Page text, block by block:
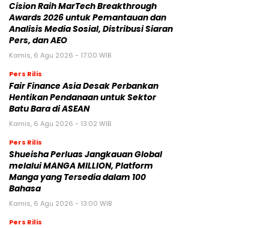
Cision Raih MarTech Breakthrough
Awards 2026 untuk Pemantauan dan
Analisis Media Sosial, Distribusi Siaran
Pers, dan AEO
Kamis, 6 Agu 2026 - 17:00 WIB
Pers Rilis
Fair Finance Asia Desak Perbankan
Hentikan Pendanaan untuk Sektor
Batu Bara di ASEAN
Kamis, 6 Agu 2026 - 13:02 WIB
Pers Rilis
Shueisha Perluas Jangkauan Global
melalui MANGA MILLION, Platform
Manga yang Tersedia dalam 100
Bahasa
Kamis, 6 Agu 2026 - 13:00 WIB
Pers Rilis